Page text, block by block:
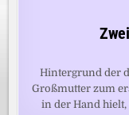
Hintergrund der
Großmutter zum
in der Hand hielt,